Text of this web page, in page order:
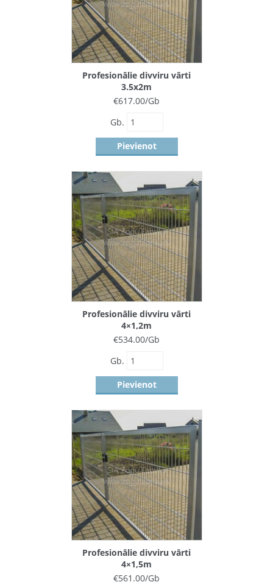
Profesionālie divviru vārti
3.5x2m
€617.00/Gb
Gb.
Pievienot
Profesionālie divviru vārti
4×1,2m
€534.00/Gb
Gb.
Pievienot
Profesionālie divviru vārti
4×1,5m
€561.00/Gb